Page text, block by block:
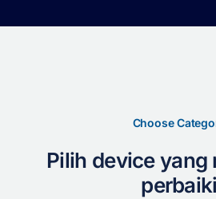
Choose
Pilih device yang
perbaiki